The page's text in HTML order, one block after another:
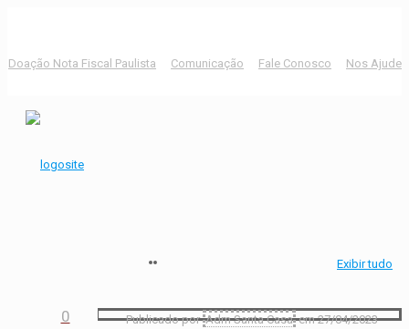
Doação Nota Fiscal Paulista Comunicação Fale Conosco Nos Ajude
Exibir tudo
0 Publicado por Adm Santa Casa em 27/04/2023